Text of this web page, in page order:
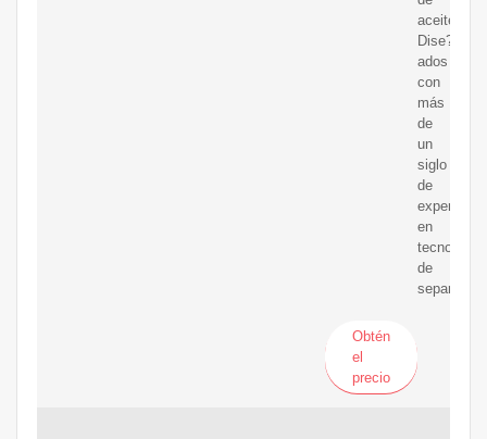
aceite.
Dise?
ados
con
más
de
un
siglo
de
en
tecnología
de
separación
Obtén
el
precio